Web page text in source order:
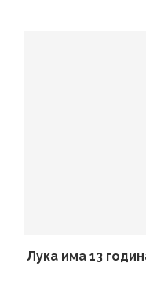
Лука има 13